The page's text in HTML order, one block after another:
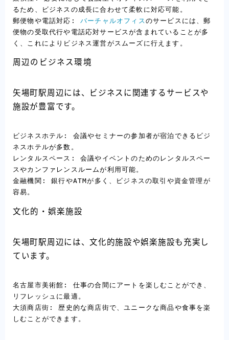
るため、ビジネスの成長に合わせて柔軟に対応可能。
郵便物や電話対応: バーチャルオフィス のサービスには、郵
便物の受取代行や電話応対サービスが含まれていることが多
く、これによりビジネス運営がスムーズに行えます。
周辺のビジネス環境
矢場町駅周辺には、ビジネスに関連するサービスや
施設が豊富です。
ビジネスホテル: 会議やセミナーの参加者が宿泊できるビジ
ネスホテルが多数。
レンタルスペース: 会議やイベントのためのレンタルスペー
スやカンファレンスルームが利用可能。
金融機関: 銀行やATMが多く、ビジネスの取引や資金管理が
容易。
文化的・娯楽施設
矢場町駅周辺には、文化的施設や娯楽施設も充実し
ています。
名古屋市美術館: 仕事の合間にアートを楽しむことができ、
リフレッシュに最適。
大須商店街: 歴史的な商店街で、ユニークな商品や食事を楽
しむことができます。